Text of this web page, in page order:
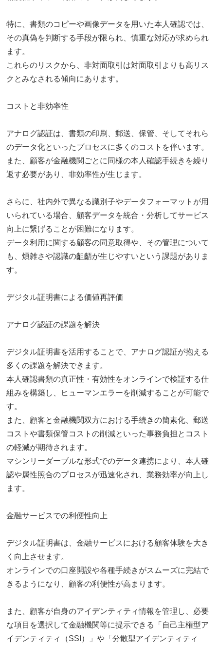
特に、書類のコピーや画像データを用いた本人確認では、
その真偽を判断する手段が限られ、慎重な対応が求められ
ます。
これらのリスクから、非対面取引は対面取引よりも高リス
クとみなされる傾向にあります。
コストと非効率性
アナログ認証は、書類の印刷、郵送、保管、そしてそれら
のデータ化といったプロセスに多くのコストを伴います。
また、顧客が金融機関ごとに同様の本人確認手続きを繰り
返す必要があり、非効率性が生じます。
さらに、社内外で異なる識別子やデータフォーマットが用
いられている場合、顧客データを統合・分析してサービス
向上に繋げることが困難になります。
データ利用に関する顧客の同意取得や、その管理について
も、煩雑さや認識の齟齬が生じやすいという課題がありま
す。
デジタル証明書による価値再評価
アナログ認証の課題を解決
デジタル証明書を活用することで、アナログ認証が抱える
多くの課題を解決できます。
本人確認書類の真正性・有効性をオンラインで検証する仕
組みを構築し、ヒューマンエラーを削減することが可能で
す。
また、顧客と金融機関双方における手続きの簡素化、郵送
コストや書類保管コストの削減といった事務負担とコスト
の軽減が期待されます。
マシンリーダーブルな形式でのデータ連携により、本人確
認や属性照合のプロセスが迅速化され、業務効率が向上し
ます。
金融サービスでの利便性向上
デジタル証明書は、金融サービスにおける顧客体験を大き
く向上させます。
オンラインでの口座開設や各種手続きがスムーズに完結で
きるようになり、顧客の利便性が高まります。
また、顧客が自身のアイデンティティ情報を管理し、必要
な項目を選択して金融機関等に提示できる「自己主権型ア
イデンティティ（SSI）」や「分散型アイデンティティ